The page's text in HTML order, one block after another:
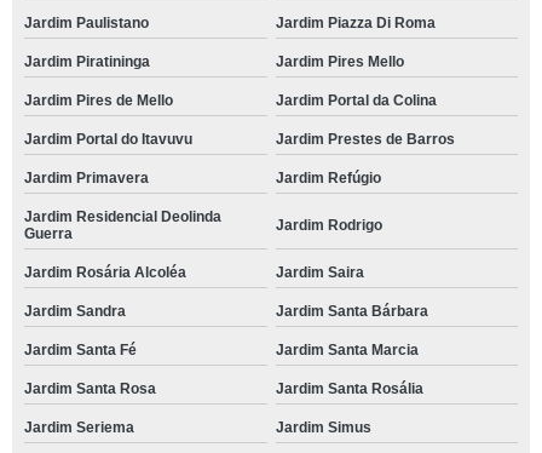
Jardim Paulistano Jardim Piazza Di Roma
Jardim Piratininga Jardim Pires Mello
Jardim Pires de Mello Jardim Portal da Colina
Jardim Portal do Itavuvu Jardim Prestes de Barros
Jardim Primavera Jardim Refúgio
Jardim Residencial Deolinda
Guerra
Jardim Rodrigo
Jardim Rosária Alcoléa Jardim Saira
Jardim Sandra Jardim Santa Bárbara
Jardim Santa Fé Jardim Santa Marcia
Jardim Santa Rosa Jardim Santa Rosália
Jardim Seriema Jardim Simus